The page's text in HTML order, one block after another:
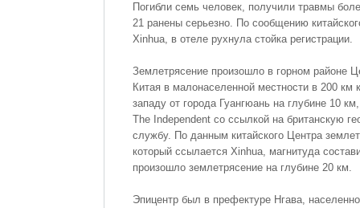
Погибли семь человек, получили травмы
21 ранены серьезно. По сообщению
Xinhua, в отеле рухнула стойка регистрации.
Землетрясение произошло в горном районе
Китая в малонаселенной местности в 200 км
западу от города Гуангюань на глубине 10
The Independent со ссылкой на британскую
службу. По данным китайского Центра
который ссылается Xinhua, магнитуда
произошло землетрясение на глубине 20 км.
Эпицентр был в префектуре Нгава,